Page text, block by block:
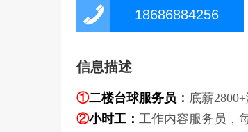
18686884256
信息描述
①二楼台球服务员 ： 底薪
②小时工： 工作内容服务员，